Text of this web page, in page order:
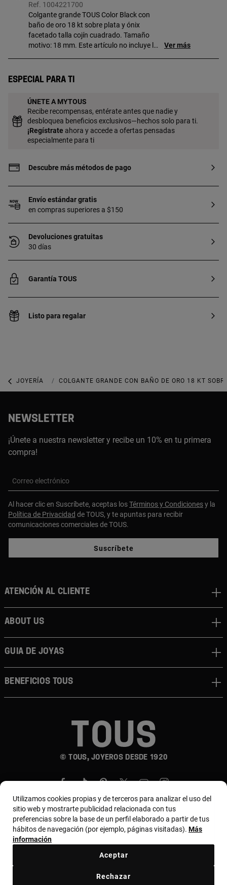
Ref. 1004221700
Colgante grande TOUS Color Black con
baño de oro 18 kt sobre plata y ónix
facetado talla cojín cuadrado. Tamaño
motivo: 18 mm. Este artículo no incluye la
y 3 micras de espesor. Esta calidad
joya.
Ver más
Especial para ti
ÚNETE A MYTOUS
Recibe recompensas, entérate antes que nadie y
desbloquea beneficios exclusivos—hechos solo para ti.
¡Regístrate ahora y accede a ofertas pensadas
especialmente para ti
Descubre más métodos de pago
Envío estándar gratis
en compras superiores a $150
Devoluciones gratuitas
30 días
Garantía TOUS
Listo para regalar
JOYERÍA JOYAS DE PLATA 925
COLGANTE GRANDE CON BAÑO DE ORO 18 KT
NEWSLETTER
¡Únete a nuestra newsletter y recibe un 10% en tu primera
compra!
Correo electrónico
Al hacer clic en Suscríbete, aceptas losTérminos y Condicionesy la
Política de Privacidad de TOUS, y te apuntas para recibir
comunicaciones comerciales de TOUS.
Suscríbete
© TOUS, JOYEROS DESDE 1920
Atención al cliente
About us
Guia de joyas
Beneficios TOUS
País y moneda:Costa Rica / US Dollar
Utilizamos cookies propias y de terceros para analizar el uso del
sitio web y mostrarte publicidad relacionada con tus
preferencias sobre la base de un perfil elaborado a partir de tus
hábitos de navegación (por ejemplo, páginas visitadas). Más
información
Rechazar
Aceptar